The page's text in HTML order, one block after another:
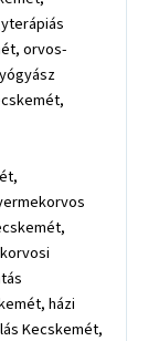
orvos-
házi
Kecskemét,